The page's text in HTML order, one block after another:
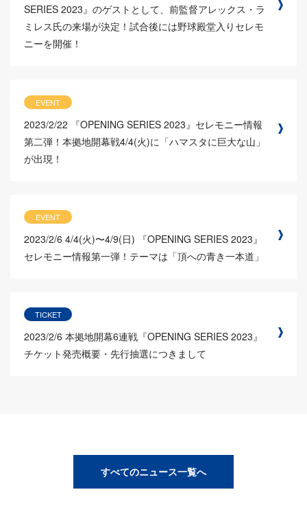
SERIES 2023』のゲストとして、前監督アレックス・ラ
ミレス氏の来場が決定！試合後には野球殿堂入りセレモ
ニーを開催！
EVENT
2023/2/22
『OPENING SERIES 2023』セレモニー情報
第二弾！本拠地開幕戦4/4(火)に「ハマスタに巨大な山」
が出現！
EVENT
2023/2/6 4/4(火)〜4/9(日) 『OPENING SERIES 2023』
セレモニー情報第一弾！テーマは「頂への青き一本道」
TICKET
2023/2/6 本拠地開幕6連戦『OPENING SERIES 2023』
チケット発売概要・先行抽選につきまして
すべてのニュース一覧へ